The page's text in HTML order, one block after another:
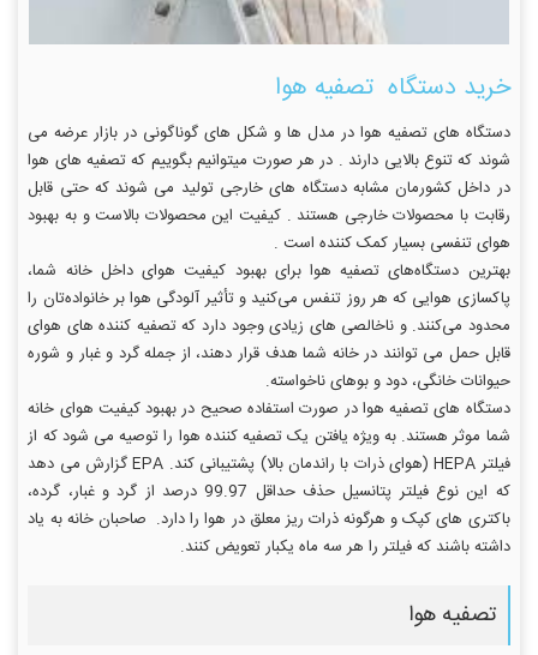
خرید دستگاه تصفیه هوا
دستگاه های تصفیه هوا در مدل ها و شکل های گوناگونی در بازار عرضه می
شوند که تنوع بالایی دارند . در هر صورت میتوانیم بگوییم که تصفیه های هوا
در داخل کشورمان مشابه دستگاه های خارجی تولید می شوند که حتی قابل
رقابت با محصولات خارجی هستند . کیفیت این محصولات بالاست و به بهبود
هوای تنفسی بسیار کمک کننده است .
بهترین دستگاه‌های تصفیه هوا برای بهبود کیفیت هوای داخل خانه شما،
پاکسازی هوایی که هر روز تنفس می‌کنید و تأثیر آلودگی هوا بر خانواده‌تان را
محدود می‌کنند. و ناخالصی های زیادی وجود دارد که تصفیه کننده های هوای
قابل حمل می توانند در خانه شما هدف قرار دهند، از جمله گرد و غبار و شوره
حیوانات خانگی، دود و بوهای ناخواسته.
دستگاه های تصفیه هوا در صورت استفاده صحیح در بهبود کیفیت هوای خانه
شما موثر هستند. به ویژه یافتن یک تصفیه کننده هوا را توصیه می شود که از
فیلتر HEPA (هوای ذرات با راندمان بالا) پشتیبانی کند. EPA گزارش می دهد
که این نوع فیلتر پتانسیل حذف حداقل 99.97 درصد از گرد و غبار، گرده،
باکتری های کپک و هرگونه ذرات ریز معلق در هوا را دارد. صاحبان خانه به یاد
داشته باشند که فیلتر را هر سه ماه یکبار تعویض کنند.
تصفیه هوا